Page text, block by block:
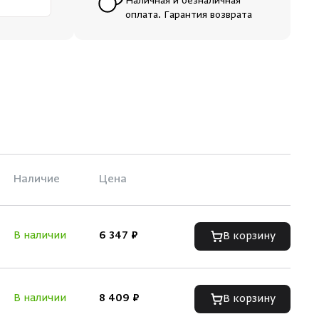
оплата. Гарантия возврата
Наличие Цена
В наличии 6 347 ₽ В корзину
В наличии 8 409 ₽ В корзину